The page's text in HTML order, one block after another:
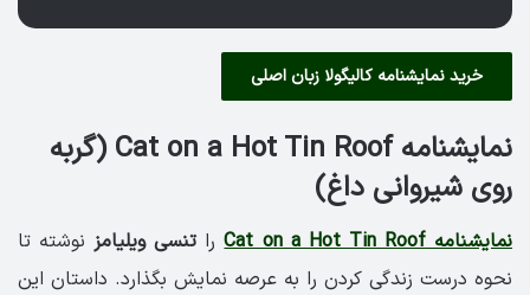
خرید نمایشنامه کالیگولا زبان اصلی
نمایشنامه Cat on a Hot Tin Roof (گربه
روی شیروانی داغ)
نمایشنامه Cat on a Hot Tin Roof را تنسی ویلیامز نوشته تا
نحوه درست زندگی کردن را به عرصه نمایش بگذارد. داستان این